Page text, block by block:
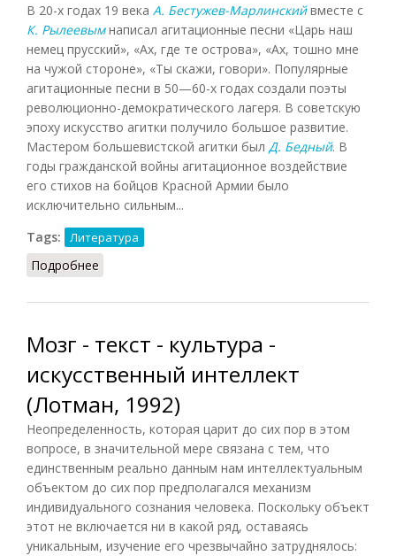
В 20-х годах 19 века А. Бестужев-Марлинскийвместе с
К. Рылеевымнаписал агитационные песни «Царь наш
немец прусский», «Ах, где те острова», «Ах, тошно мне
на чужой стороне», «Ты скажи, говори». Популярные
агитационные песни в 50—60-х годах создали поэты
революционно-демократического лагеря. В советскую
эпоху искусство агитки получило большое развитие.
Мастером большевистской агитки был Д. Бедный. В
годы гражданской войны агитационное воздействие
его стихов на бойцов Красной Армии было
исключительно сильным...
Tags:
Литература
Подробнее
Мозг - текст - культура -
искусственный интеллект
(Лотман, 1992)
Неопределенность, которая царит до сих пор в этом
вопросе, в значительной мере связана с тем, что
единственным реально данным нам интеллектуальным
объектом до сих пор предполагался механизм
индивидуального сознания человека. Поскольку объект
этот не включается ни в какой ряд, оставаясь
уникальным, изучение его чрезвычайно затруднялось: